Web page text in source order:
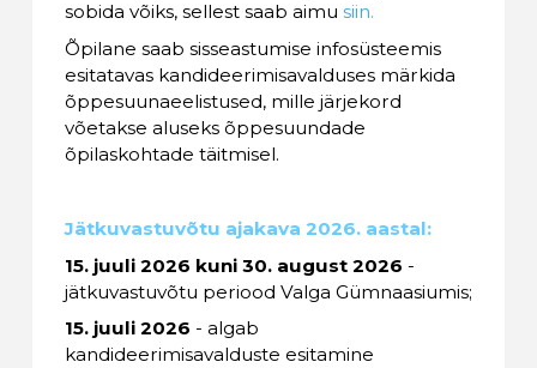
sobida võiks, sellest saab aimu siin.
Õpilane saab sisseastumise infosüsteemis
esitatavas kandideerimisavalduses märkida
õppesuunaeelistused, mille järjekord
võetakse aluseks õppesuundade
õpilaskohtade täitmisel.
Jätkuvastuvõtu ajakava 2026. aastal:
15. juuli 2026 kuni 30. august 2026 -
jätkuvastuvõtu periood Valga Gümnaasiumis;
15. juuli 2026 - algab
kandideerimisavalduste esitamine